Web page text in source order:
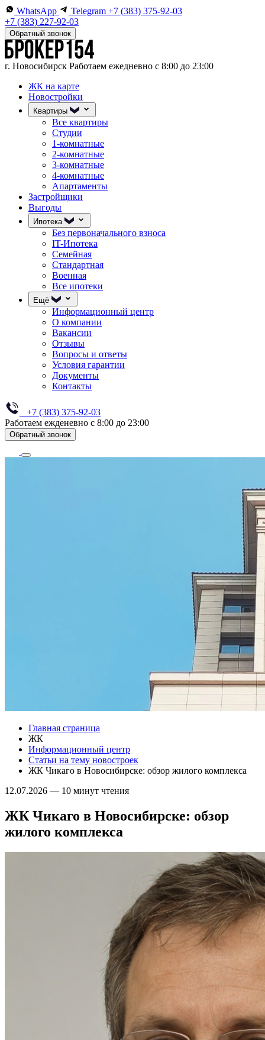
WhatsApp Telegram +7 (383) 375-92-03
+7 (383) 227-92-03
Обратный звонок
г. Новосибирск Работаем ежедневно с 8:00 до 23:00
ЖК на карте
Новостройки
Квартиры
Все квартиры
Студии
1-комнатные
2-комнатные
3-комнатные
4-комнатные
Апартаменты
Застройщики
Выгоды
Ипотека
Без первоначального взноса
IT-Ипотека
Семейная
Стандартная
Военная
Все ипотеки
Ещё
Информационный центр
О компании
Вакансии
Отзывы
Вопросы и ответы
Условия гарантии
Документы
Контакты
+7 (383) 375-92-03
Работаем ежденевно с 8:00 до 23:00
Обратный звонок
Главная страница
ЖК
Информационный центр
Статьи на тему новостроек
ЖК Чикаго в Новосибирске: обзор жилого комплекса
12.07.2026 — 10 минут чтения
ЖК Чикаго в Новосибирске: обзор
жилого комплекса